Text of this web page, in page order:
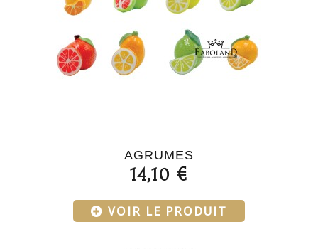
AGRUMES
14,10 €
VOIR LE PRODUIT